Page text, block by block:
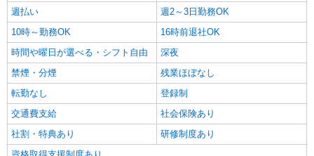
派遣社員
株式会社kotrio /●SW-H1-1816711
『池袋』デイサービスで運転できる方急募★送
迎や清掃など！
時給1650円〜2312円 ＜日払い有/週払い有/交
通費全支給(ガソリン代含む)＞
豊島区池袋周辺
キープ 詳細を見る
週払い
週2～3日勤務OK
10時～勤務OK
16時前退社OK
時間や曜日が選べる・シフト自由
深夜
禁煙・分煙
残業ほぼなし
転勤なし
登録制
交通費支給
社会保険あり
社割・特典あり
研修制度あり